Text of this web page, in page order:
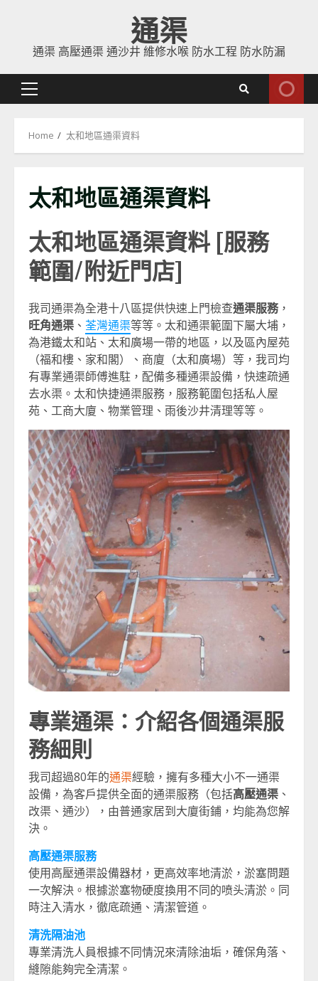
content
通渠
通渠 高壓通渠 通沙井 維修水喉 防水工程 防水防漏
Primary
Home 太和地區通渠資料
太和地區通渠資料
太和地區通渠資料 [服務
範圍/附近門店]
我司通渠為全港十八區提供快速上門檢查通渠服務 ，
旺角通渠 、 荃灣通渠等等。太和通渠範圍下屬大埔，
為港鐵太和站、太和廣場一帶的地區，以及區內屋苑
（福和樓、家和閣）、商廈（太和廣場）等，我司均
有專業通渠師傅進駐，配備多種通渠設備，快速疏通
去水渠。太和快捷通渠服務，服務範圍包括私人屋
苑、工商大廈、物業管理、雨後沙井清理等等。
專業通渠：介紹各個通渠服
務細則
我司超過80年的通渠經驗，擁有多種大小不一通渠
設備，為客戶提供全面的通渠服務（包括高壓通渠 、
改渠、通沙），由普通家居到大廈街鋪，均能為您解
決。
高壓通渠服務
使用高壓通渠設備器材，更高效率地清淤，淤塞問題
一次解決。根據淤塞物硬度換用不同的喷头清淤。同
時注入清水，徹底疏通、清潔管道。
清洗隔油池
專業清洗人員根據不同情況來清除油垢，確保角落、
縫隙能夠完全清潔。